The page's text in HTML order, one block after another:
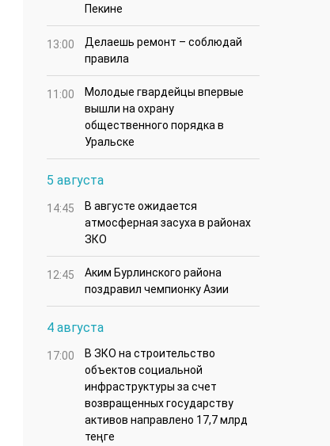
Пекине
13:00
Делаешь ремонт – соблюдай
правила
11:00
Молодые гвардейцы впервые
вышли на охрану
общественного порядка в
Уральске
5 августа
14:45
В августе ожидается
атмосферная засуха в районах
ЗКО
12:45
Аким Бурлинского района
поздравил чемпионку Азии
4 августа
17:00
В ЗКО на строительство
объектов социальной
инфраструктуры за счет
возвращенных государству
активов направлено 17,7 млрд
теңге